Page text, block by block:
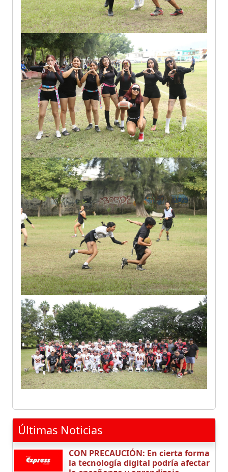
Últimas Noticias
CON PRECAUCIÓN: En cierta forma
la tecnología digital podría afectar